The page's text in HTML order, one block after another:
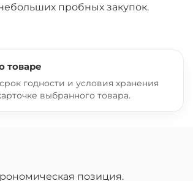
пробных закупок.
товаре
годности и условия хранения
выбранного товара.
позиция.